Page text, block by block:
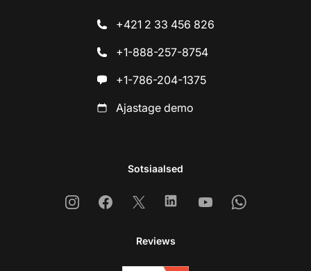
+421 2 33 456 826
+1-888-257-8754
+1-786-204-1375
Ajastage demo
Sotsiaalsed
InstagramFacebook
X LinkedinYoutubeWhatsapp
Reviews